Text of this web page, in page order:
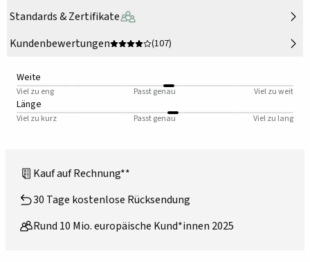
Standards & Zertifikate
Kundenbewertungen
(107)
Weite
Viel zu eng Passt genau Viel zu weit
Länge
Viel zu kurz Passt genau Viel zu lang
Kauf auf Rechnung**
30 Tage kostenlose Rücksendung
Rund 10 Mio. europäische Kund*innen 2025